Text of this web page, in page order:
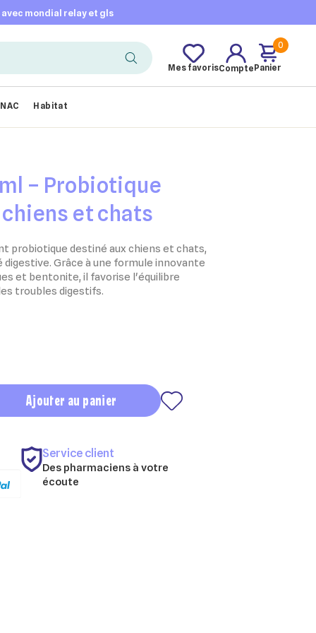
mondial relay et gls
Mes favorisCompte
0
Panier
NAC Habitat
– Probiotique
et chats
probiotique destiné aux chiens et chats,
Grâce à une formule innovante
et bentonite, il favorise l'équilibre
troubles digestifs.
Ajouter au panier
Service client
Des pharmaciens à votre
écoute